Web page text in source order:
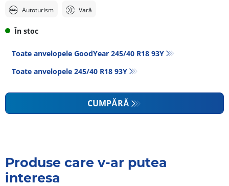
Autoturism Vară
În stoc
Toate anvelopele GoodYear 245/40 R18 93Y
Toate anvelopele‎ 245/40 R18 93Y
CUMPĂRĂ
Produse care v-ar putea
interesa